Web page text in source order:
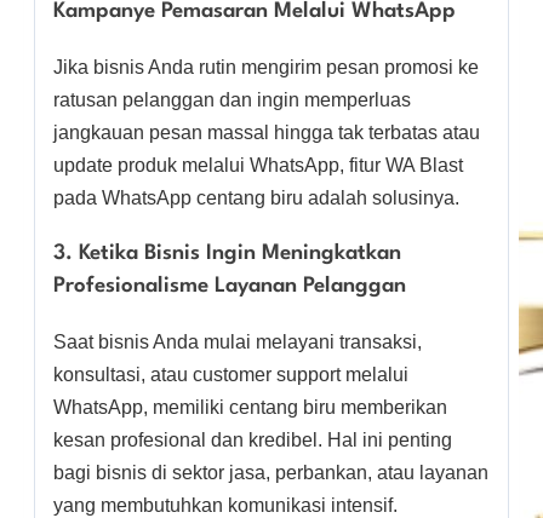
Kampanye Pemasaran Melalui WhatsApp
Jika bisnis Anda rutin mengirim pesan promosi ke
ratusan pelanggan dan ingin memperluas
jangkauan pesan massal hingga tak terbatas atau
update produk melalui WhatsApp, fitur WA Blast
pada WhatsApp centang biru adalah solusinya.
3. Ketika Bisnis Ingin Meningkatkan
Profesionalisme Layanan Pelanggan
Saat bisnis Anda mulai melayani transaksi,
konsultasi, atau customer support melalui
WhatsApp, memiliki centang biru memberikan
kesan profesional dan kredibel. Hal ini penting
bagi bisnis di sektor jasa, perbankan, atau layanan
yang membutuhkan komunikasi intensif.